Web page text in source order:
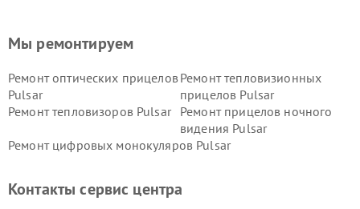
Мы ремонтируем
Ремонт оптических прицелов
Pulsar
Ремонт тепловизионных
прицелов Pulsar
Ремонт тепловизоров Pulsar
Ремонт прицелов ночного
видения Pulsar
Ремонт цифровых монокуляров Pulsar
Контакты сервис центра